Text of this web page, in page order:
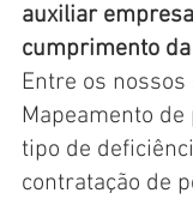
auxiliar
cumprimento
Entre os
Mapeamento
tipo de
contratação de